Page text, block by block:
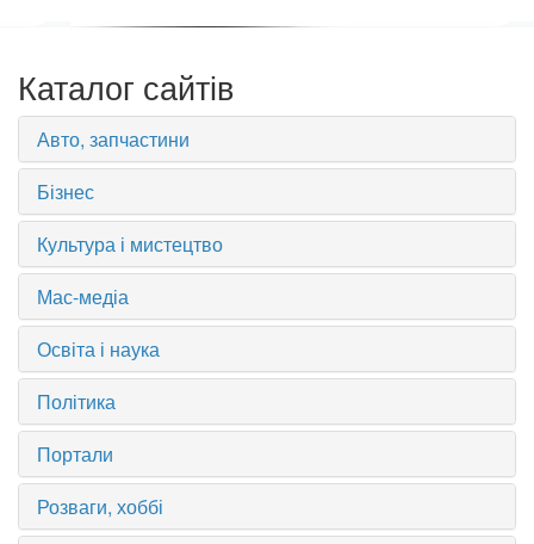
Каталог сайтів
Авто, запчастини
Бізнес
Культура і мистецтво
Мас-медіа
Освіта і наука
Політика
Портали
Розваги, хоббі